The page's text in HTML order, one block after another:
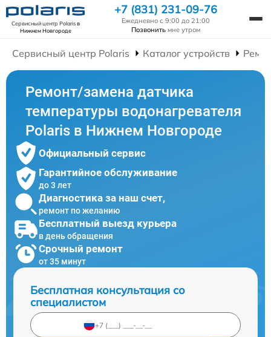
Сервисный центр Polarisв
Нижнем Новгороде
+7 (831) 231-09-76
Ежедневно с 9:00 до 21:00
Позвонить мне утром
Сервисный центр Polaris Каталог устройств
Ремонт/замена датчика
температуры водонагревателя
Polaris в Нижнем Новгороде
Официальный сервис
Гарантийное обслуживание
до 3 лет
Диагностика за наш счет,
ремонт по желанию
Бесплатный выезд курьера
в день обращения
Срочный ремонт
от 35 минут
Бесплатная консультация со
специалистом